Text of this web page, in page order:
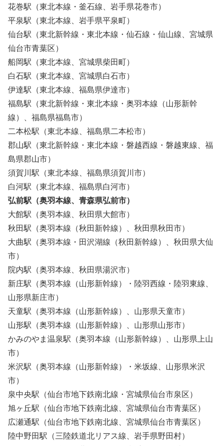
花巻駅（東北本線・釜石線、岩手県花巻市）
平泉駅（東北本線、岩手県平泉町）
仙台駅（東北新幹線・東北本線・仙石線・仙山線、宮城県
仙台市青葉区）
船岡駅（東北本線、宮城県柴田町）
白石駅（東北本線、宮城県白石市）
伊達駅（東北本線、福島県伊達市）
福島駅（東北新幹線・東北本線・奥羽本線（山形新幹
線）、福島県福島市）
二本松駅（東北本線、福島県二本松市）
郡山駅（東北新幹線・東北本線・磐越西線・磐越東線、福
島県郡山市）
須賀川駅（東北本線、福島県須賀川市）
白河駅（東北本線、福島県白河市）
弘前駅（奥羽本線、青森県弘前市）
大館駅（奥羽本線、秋田県大館市）
秋田駅（奥羽本線（秋田新幹線）、秋田県秋田市）
大曲駅（奥羽本線・田沢湖線（秋田新幹線）、秋田県大仙
市）
院内駅（奥羽本線、秋田県湯沢市）
新庄駅（奥羽本線（山形新幹線）・陸羽西線・陸羽東線、
山形県新庄市）
天童駅（奥羽本線（山形新幹線）、山形県天童市）
山形駅（奥羽本線（山形新幹線）、山形県山形市）
かみのやま温泉駅（奥羽本線（山形新幹線）、山形県上山
市）
米沢駅（奥羽本線（山形新幹線）・米坂線、山形県米沢
市）
泉中央駅（仙台市地下鉄南北線・宮城県仙台市泉区）
旭ヶ丘駅（仙台市地下鉄南北線、宮城県仙台市青葉区）
広瀬通駅（仙台市地下鉄南北線、宮城県仙台市青葉区）
陸中野田駅（三陸鉄道北リアス線、岩手県野田村）